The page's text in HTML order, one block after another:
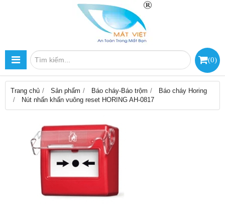
(0)
Trang chủ Sản phẩm Báo cháy-Báo trộm
Báo cháy Horing
Nút nhấn khẩn vuông reset HORING AH-0817